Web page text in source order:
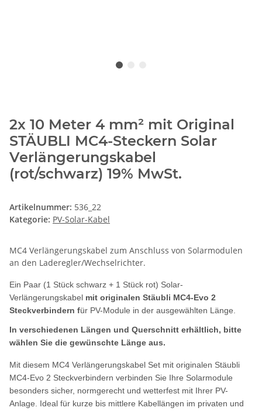
2x 10 Meter 4 mm² mit Original
STÄUBLI MC4-Steckern Solar
Verlängerungskabel
(rot/schwarz) 19% MwSt.
Artikelnummer: 536_22
Kategorie: PV-Solar-Kabel
MC4 Verlängerungskabel zum Anschluss von Solarmodulen
an den Laderegler/Wechselrichter.
Ein Paar (1 Stück schwarz + 1 Stück rot) Solar-
Verlängerungskabel mit originalen Stäubli MC4-Evo 2
Steckverbindern für PV-Module in der ausgewählten Länge.
In verschiedenen Längen und Querschnitt erhältlich, bitte
wählen Sie die gewünschte Länge aus.
Mit diesem MC4 Verlängerungskabel Set mit originalen Stäubli
MC4-Evo 2 Steckverbindern verbinden Sie Ihre Solarmodule
besonders sicher, normgerecht und wetterfest mit Ihrer PV-
Anlage. Ideal für kurze bis mittlere Kabellängen im privaten und